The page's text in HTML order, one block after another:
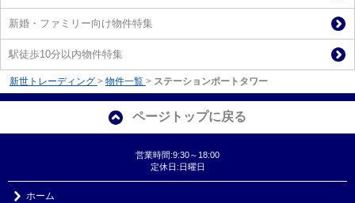
新婚・ファミリー向け物件特集
駅徒歩10分以内物件特集
新世トレーディング > 物件一覧 > ステーションポートタワー
ページトップに戻る
営業時間:9:30～18:00
定休日:日曜日
ホーム